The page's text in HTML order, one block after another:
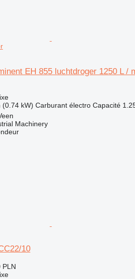
EH 855 luchtdroger 1250 L /
(0.74 kW) Carburant électro Capacité
Machinery
10
PLN